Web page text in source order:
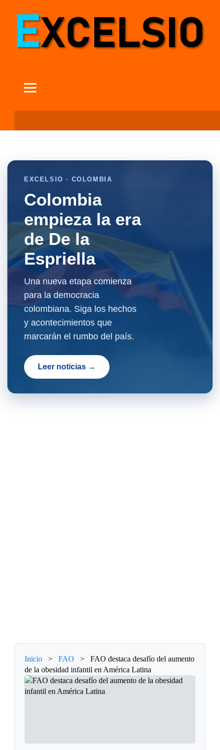
EXCELSIO · COLOMBIA
Colombia
empieza la era
de De la
Espriella
Una nueva etapa comienza
para la democracia
colombiana. Siga los hechos
y acontecimientos que
marcarán el rumbo del país.
Leer noticias →
Inicio > FAO >
FAO destaca desafío del aumento
de la obesidad infantil en América Latina